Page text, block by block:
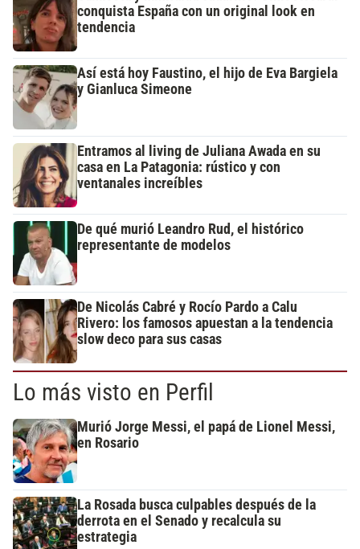
conquista España con un original look en
tendencia
Así está hoy Faustino, el hijo de Eva Bargiela
y Gianluca Simeone
Entramos al living de Juliana Awada en su
casa en La Patagonia: rústico y con
ventanales increíbles
De qué murió Leandro Rud, el histórico
representante de modelos
De Nicolás Cabré y Rocío Pardo a Calu
Rivero: los famosos apuestan a la tendencia
slow deco para sus casas
Lo más visto en Perfil
Murió Jorge Messi, el papá de Lionel Messi,
en Rosario
La Rosada busca culpables después de la
derrota en el Senado y recalcula su
estrategia